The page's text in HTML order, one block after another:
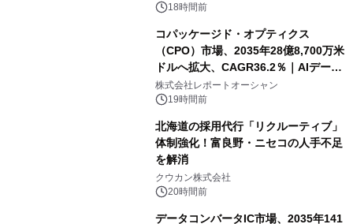
18時間前
コパッケージド・オプティクス
（CPO）市場、2035年28億8,700万米
ドルへ拡大、CAGR36.2％｜AIデータ
センター・高速光通信需要が成長を加
速
株式会社レポートオーシャン
19時間前
北海道の採用代行「リクルーティブ」
体制強化！富良野・ニセコの人手不足
を解消
クウカン株式会社
20時間前
データコンバータIC市場、2035年141